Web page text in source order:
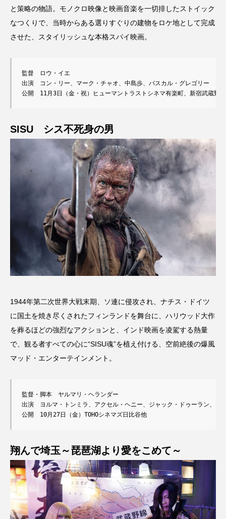
と策略の物語。モノクロ映像と映画音楽を一切排したストイック
なつくりで、当時からある選りすぐりの建物をロケ地として完成
させた、スタイリッシュな本格スパイ映画。
監督　ロウ・イエ
出演　コン・リー、マーク・チャオ、中島歩、パスカル・グレゴリー　オ
公開　11月3日（金・祝）ヒューマントラストシネマ有楽町、新宿武蔵野
SISU シス不死身の男
1944年第二次世界大戦末期、ソ連に侵攻され、ナチス・ドイツ
に国土を焼き尽くされたフィンランドを舞台に、ハリウッド大作
を葬るほどの強烈なアクションと、インド映画を凌駕する熱量
で、観る者すべての心に“SISU魂”を植え付ける、空前絶後の爆風
マッド・エンターテインメント。
監督・脚本　ヤルマリ・ヘランダー
出演　ヨルマ・トンミラ、アクセル・ヘニー、ジャック・ドゥーラン、ミ
公開　10月27日（金）TOHOシネマズ日比谷他
翔んで埼玉～琵琶湖より愛をこめて～